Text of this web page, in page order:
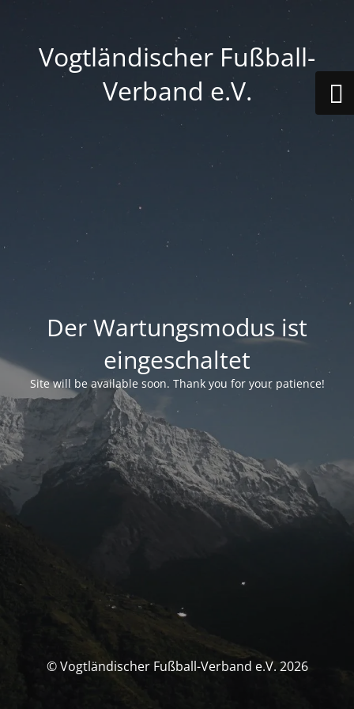
Vogtländischer Fußball-
Verband e.V.
Der Wartungsmodus ist
eingeschaltet
Site will be available soon. Thank you for your patience!
© Vogtländischer Fußball-Verband e.V. 2026